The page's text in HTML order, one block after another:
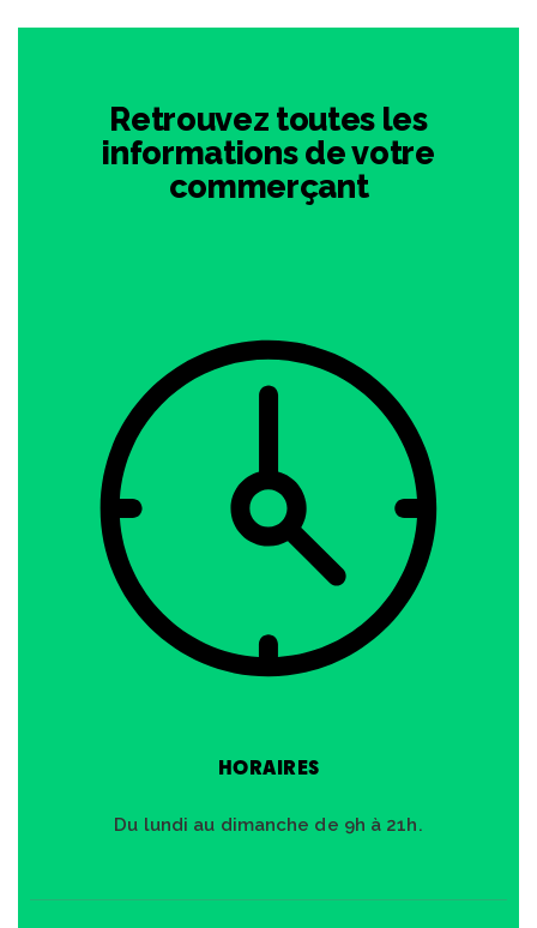
Retrouvez toutes les
informations de votre
commerçant
HORAIRES
Du lundi au dimanche de 9h à 21h.